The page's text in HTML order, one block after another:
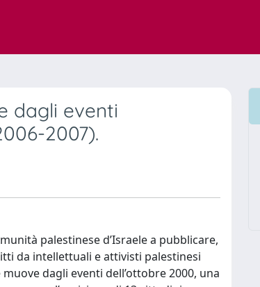
dagli eventi
2007).
palestinese d’Israele a pubblicare,
da intellettuali e attivisti palestinesi
dagli eventi dell’ottobre 2000, una